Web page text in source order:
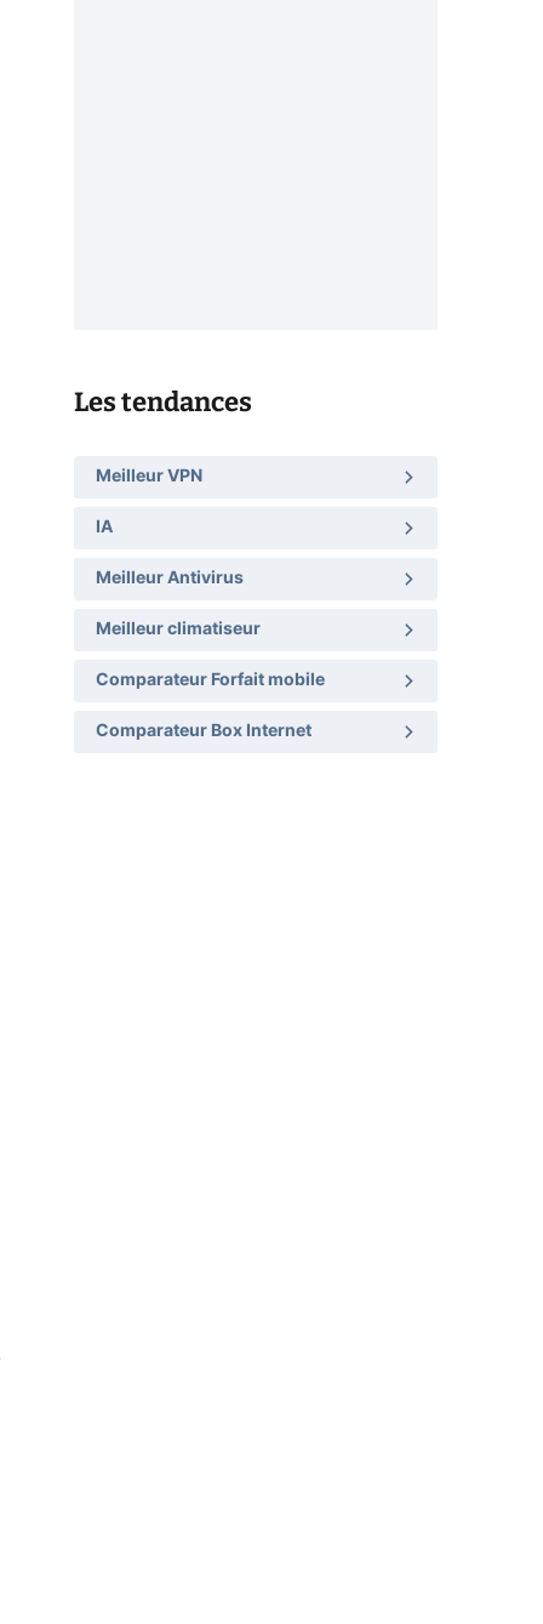
Les tendances
Meilleur VPN
IA
Meilleur Antivirus
Meilleur climatiseur
Comparateur Forfait mobile
Comparateur Box Internet